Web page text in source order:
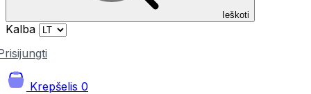
Ieškoti
Kalba
Krepšelis 0